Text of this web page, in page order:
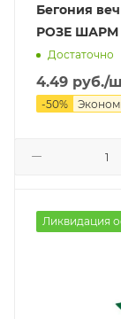
Бегония
РОЗЕ ШАРМ
Достаточно
4.49 руб./
-50%
Ликвидация